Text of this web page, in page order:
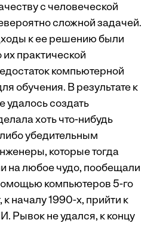
с человеческой
сложной задачей.
к ее решению были
практической
компьютерной
обучения. В результате к
удалось создать
хоть что-нибудь
убедительным
которые тогда
на любое чудо, пообещали
компьютеров 5-го
к началу 1990-х, прийти к
Рывок не удался, к концу